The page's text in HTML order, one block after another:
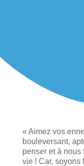
« Aimez vos
bouleversant,
penser et à nous
vie ! Car, soyons